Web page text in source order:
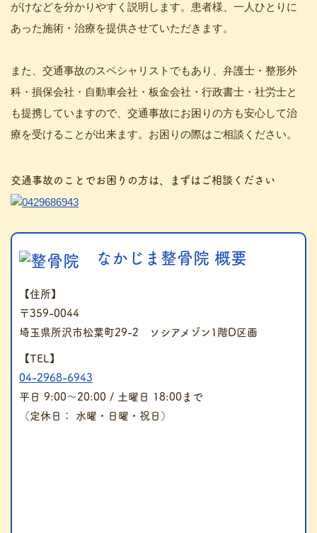
がけなどを分かりやすく説明します。患者様、一人ひとりに
あった施術・治療を提供させていただきます。
また、交通事故のスペシャリストでもあり、弁護士・整形外
科・損保会社・自動車会社・板金会社・行政書士・社労士と
も提携していますので、交通事故にお困りの方も安心して治
療を受けることが出来ます。お困りの際はご相談ください。
交通事故のことでお困りの方は、まずはご相談ください
なかじま整骨院 概要
【住所】
〒359-0044
埼玉県所沢市松葉町29-2 ソシアメゾン1階D区画
【TEL】
04-2968-6943
平日 9:00～20:00 / 土曜日 18:00まで
（定休日： 水曜・日曜・祝日）